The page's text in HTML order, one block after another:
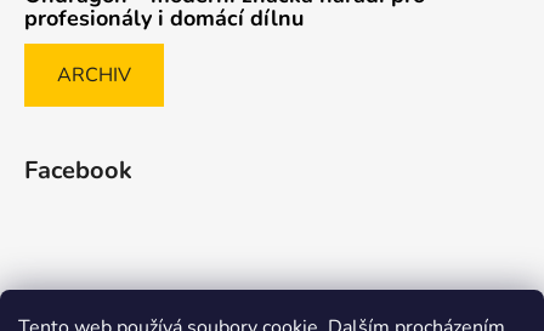
profesionály i domácí dílnu
ARCHIV
Facebook